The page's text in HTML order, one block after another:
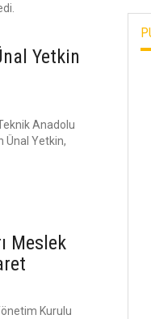
Yetkin
Anadolu
Ünal Yetkin,
Meslek
Kurulu